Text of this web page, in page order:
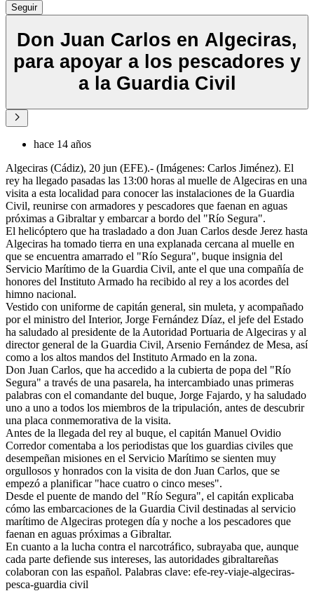
Seguir
Don Juan Carlos en Algeciras,
para apoyar a los pescadores y
a la Guardia Civil
hace 14 años
Algeciras (Cádiz), 20 jun (EFE).- (Imágenes: Carlos Jiménez). El
rey ha llegado pasadas las 13:00 horas al muelle de Algeciras en una
visita a esta localidad para conocer las instalaciones de la Guardia
Civil, reunirse con armadores y pescadores que faenan en aguas
próximas a Gibraltar y embarcar a bordo del "Río Segura".
El helicóptero que ha trasladado a don Juan Carlos desde Jerez hasta
Algeciras ha tomado tierra en una explanada cercana al muelle en
que se encuentra amarrado el "Río Segura", buque insignia del
Servicio Marítimo de la Guardia Civil, ante el que una compañía de
honores del Instituto Armado ha recibido al rey a los acordes del
himno nacional.
Vestido con uniforme de capitán general, sin muleta, y acompañado
por el ministro del Interior, Jorge Fernández Díaz, el jefe del Estado
ha saludado al presidente de la Autoridad Portuaria de Algeciras y al
director general de la Guardia Civil, Arsenio Fernández de Mesa, así
como a los altos mandos del Instituto Armado en la zona.
Don Juan Carlos, que ha accedido a la cubierta de popa del "Río
Segura" a través de una pasarela, ha intercambiado unas primeras
palabras con el comandante del buque, Jorge Fajardo, y ha saludado
uno a uno a todos los miembros de la tripulación, antes de descubrir
una placa conmemorativa de la visita.
Antes de la llegada del rey al buque, el capitán Manuel Ovidio
Corredor comentaba a los periodistas que los guardias civiles que
desempeñan misiones en el Servicio Marítimo se sienten muy
orgullosos y honrados con la visita de don Juan Carlos, que se
empezó a planificar "hace cuatro o cinco meses".
Desde el puente de mando del "Río Segura", el capitán explicaba
cómo las embarcaciones de la Guardia Civil destinadas al servicio
marítimo de Algeciras protegen día y noche a los pescadores que
faenan en aguas próximas a Gibraltar.
En cuanto a la lucha contra el narcotráfico, subrayaba que, aunque
cada parte defiende sus intereses, las autoridades gibraltareñas
colaboran con las español. Palabras clave: efe-rey-viaje-algeciras-
pesca-guardia civil